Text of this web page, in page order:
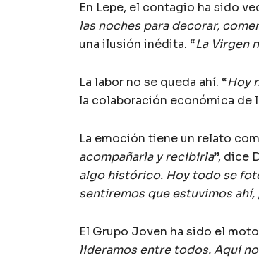
En Lepe, el contagio ha sido
las noches para decorar,
una ilusión inédita. “La Virgen
La labor no se queda ahí. “Hoy
la colaboración económica de
La emoción tiene un relato
acompañarla y recibirla”, dice
algo histórico. Hoy todo se
sentiremos que estuvimos
El Grupo Joven ha sido el
lideramos entre todos. Aquí